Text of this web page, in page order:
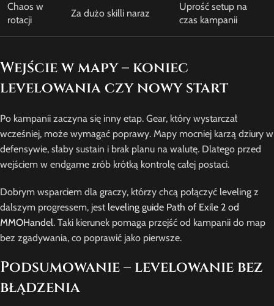
Chaos w
rotacji
Za dużo skilli naraz
Uprość setup na
czas kampanii
Wejście w mapy – koniec
levelowania czy nowy start
Po kampanii zaczyna się inny etap. Gear, który wystarczał
wcześniej, może wymagać poprawy. Mapy mocniej karzą dziury w
defensywie, słaby sustain i brak planu na walutę. Dlatego przed
wejściem w endgame zrób krótką kontrolę całej postaci.
Dobrym wsparciem dla graczy, którzy chcą połączyć leveling z
dalszym progressem, jest leveling guide Path of Exile 2 od
MMOHandel. Taki kierunek pomaga przejść od kampanii do map
bez zgadywania, co poprawić jako pierwsze.
Podsumowanie – levelowanie bez
błądzenia